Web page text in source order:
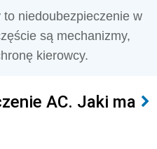
niedoubezpieczenie w
są mechanizmy,
kierowcy.
AC. Jaki ma